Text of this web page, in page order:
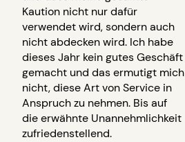
Kaution nicht nur dafür
verwendet wird, sondern auch
nicht abdecken wird. Ich habe
dieses Jahr kein gutes Geschäft
gemacht und das ermutigt mich
nicht, diese Art von Service in
Anspruch zu nehmen. Bis auf
die erwähnte Unannehmlichkeit
zufriedenstellend.